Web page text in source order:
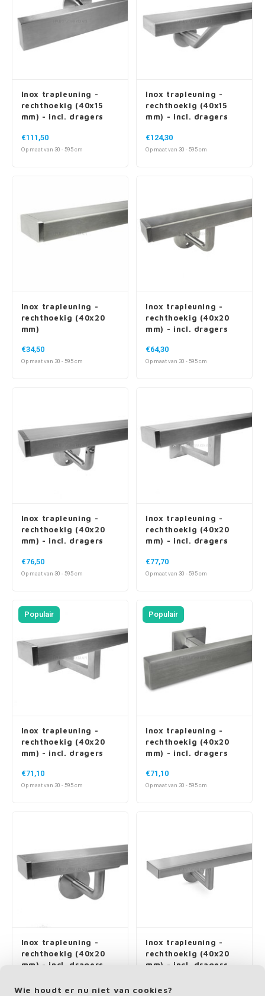
Inox trapleuning -
rechthoekig (40x15
mm) - incl. dragers
€111,50
Op maat van 30 - 595 cm
Inox trapleuning -
rechthoekig (40x15
mm) - incl. dragers
€124,30
Op maat van 30 - 595 cm
Inox trapleuning -
rechthoekig (40x20
mm)
€34,50
Op maat van 30 - 595 cm
Inox trapleuning -
rechthoekig (40x20
mm) - incl. dragers
€64,30
Op maat van 30 - 595 cm
Inox trapleuning -
rechthoekig (40x20
mm) - incl. dragers
€76,50
Op maat van 30 - 595 cm
Inox trapleuning -
rechthoekig (40x20
mm) - incl. dragers
€77,70
Op maat van 30 - 595 cm
Populair
Inox trapleuning -
rechthoekig (40x20
mm) - incl. dragers
€71,10
Op maat van 30 - 595 cm
Populair
Inox trapleuning -
rechthoekig (40x20
mm) - incl. dragers
€71,10
Op maat van 30 - 595 cm
Inox trapleuning -
rechthoekig (40x20
mm) - incl. dragers
€64,30
Inox trapleuning -
rechthoekig (40x20
mm) - incl. dragers
€67,90
Wie houdt er nu niet van cookies?